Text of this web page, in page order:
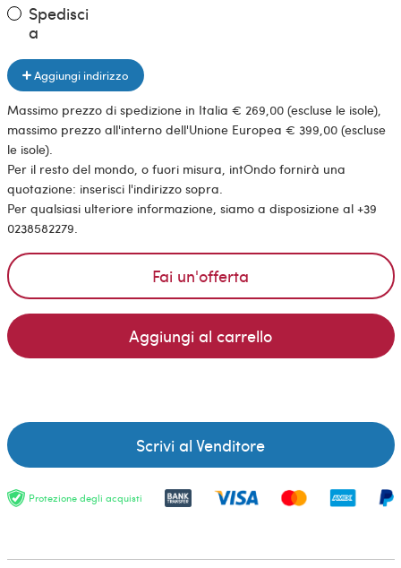
Spedisci
a
Aggiungi indirizzo
Massimo prezzo di spedizione in Italia € 269,00 (escluse le isole),
massimo prezzo all'interno dell'Unione Europea € 399,00 (escluse
le isole).
Per il resto del mondo, o fuori misura, intOndo fornirà una
quotazione: inserisci l'indirizzo sopra.
Per qualsiasi ulteriore informazione, siamo a disposizione al +39
0238582279.
Fai un'offerta
Aggiungi al carrello
Scrivi al Venditore
Protezione degli acquisti